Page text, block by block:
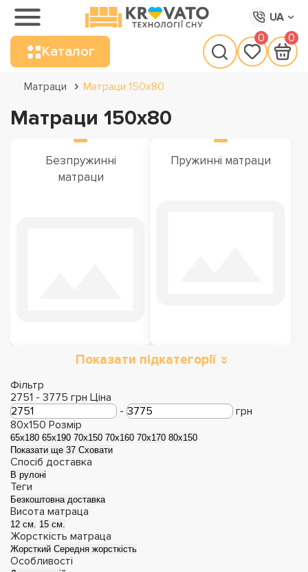
UA
Каталог
0 0
Матраци Матраци 150х80
Матраци 150х80
Безпружинні
матраци
Пружинні матраци
Двоспальні матраци
Односпальні
Показати підкатегорії
Фільтр
2751 - 3775 грн Ціна
-
грн
80x150 Розмір
65х180 65х190 70х150 70х160 70х170 80x150
Показати ще 37 Сховати
Спосіб доставка
В рулоні
Теги
Безкоштовна доставка
Висота матраца
12 см. 15 см.
Жорсткість матраца
Жорсткий Середня жорсткість
Особливості